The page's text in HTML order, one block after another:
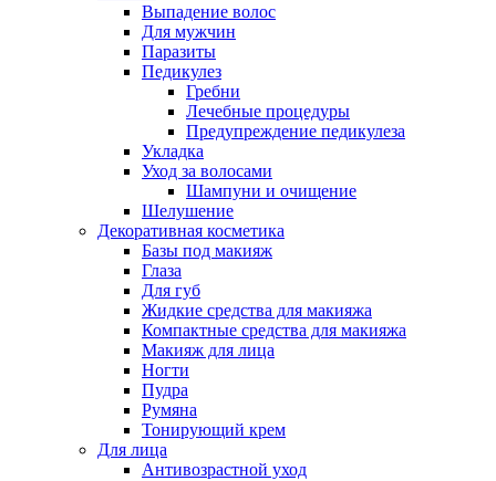
Выпадение волос
Для мужчин
Паразиты
Педикулез
Гребни
Лечебные процедуры
Предупреждение педикулеза
Укладка
Уход за волосами
Шампуни и очищение
Шелушение
Декоративная косметика
Базы под макияж
Глаза
Для губ
Жидкие средства для макияжа
Компактные средства для макияжа
Макияж для лица
Ногти
Пудра
Румяна
Тонирующий крем
Для лица
Антивозрастной уход